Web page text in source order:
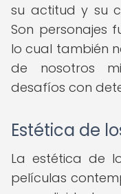
su actitud y su
Son personajes
lo cual también
de nosotros
desafíos con
Estética de
La estética de
películas